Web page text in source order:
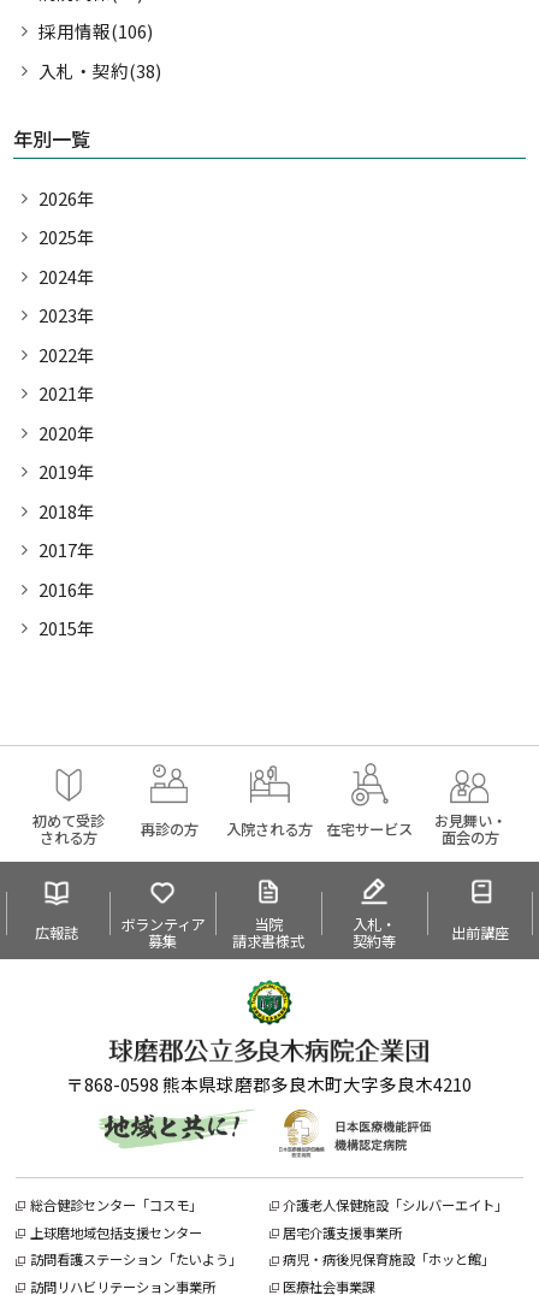
採用情報(106)
入札・契約(38)
年別一覧
2026年
2025年
2024年
2023年
2022年
2021年
2020年
2019年
2018年
2017年
2016年
2015年
初めて受診
される方 再診の方 入院される方 在宅サービス お見舞い・
面会の方
広報誌 ボランティア
募集
当院
請求書様式
入札・
契約等 出前講座
〒868-0598 熊本県球磨郡多良木町大字多良木4210
総合健診センター「コスモ」
介護老人保健施設「シルバーエイト」
上球磨地域包括支援センター
居宅介護支援事業所
訪問看護ステーション「たいよう」
病児・病後児保育施設「ホッと館」
訪問リハビリテーション事業所
医療社会事業課